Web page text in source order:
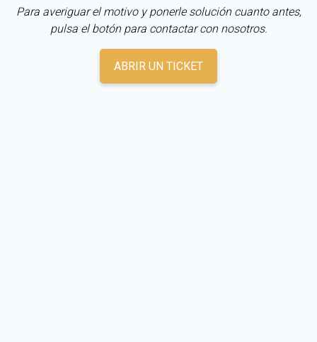
Para averiguar el motivo y ponerle solución cuanto antes,
pulsa el botón para contactar con nosotros.
ABRIR UN TICKET